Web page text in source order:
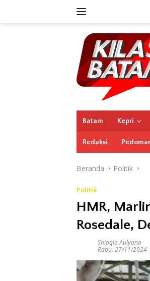
Batam Kepri
Redaksi
Beranda Politik
Politik
HMR,
Rosedale,
Shidqia Aulyana
Rabu, 27/11/2024